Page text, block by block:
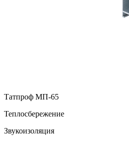
Татпроф МП-65
Теплосбережение
Звукоизоляция